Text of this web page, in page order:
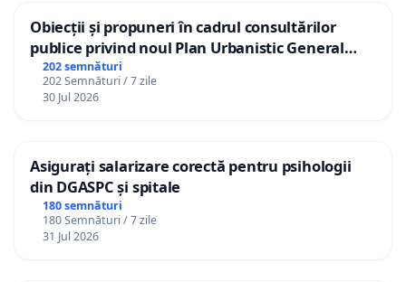
Obiecții și propuneri în cadrul consultărilor
publice privind noul Plan Urbanistic General
(PUG) Ialoveni
202 semnături
202 Semnături / 7 zile
30 Jul 2026
Asigurați salarizare corectă pentru psihologii
din DGASPC și spitale
180 semnături
180 Semnături / 7 zile
31 Jul 2026